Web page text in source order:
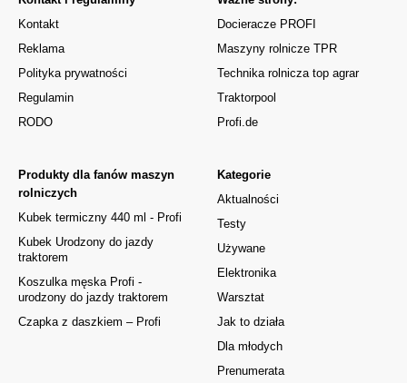
Kontakt
Reklama
Polityka prywatności
Regulamin
RODO
Kategorie
Aktualności
Testy
Używane
Elektronika
Warsztat
Jak to działa
Dla młodych
Prenumerata
Produkty dla fanów maszyn
rolniczych
Kubek termiczny 440 ml - Profi
Kubek Urodzony do jazdy
traktorem
Koszulka męska Profi -
urodzony do jazdy traktorem
Czapka z daszkiem – Profi
Docieracze PROFI
Maszyny rolnicze TPR
Technika rolnicza top agrar
Traktorpool
Profi.de